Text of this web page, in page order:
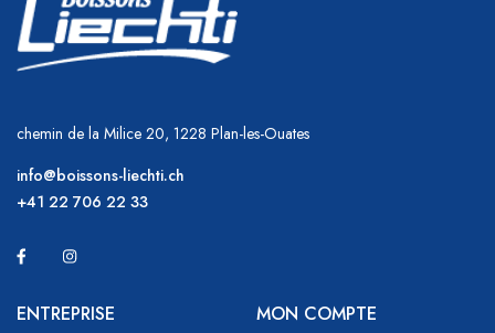
chemin de la Milice 20, 1228 Plan-les-Ouates
info@boissons-liechti.ch
+41 22 706 22 33
ENTREPRISE MON COMPTE